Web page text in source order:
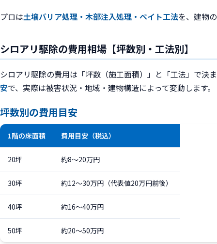
プロは土壌バリア処理・木部注入処理・ベイト工法を、建物
シロアリ駆除の費用相場【坪数別・工法別】
シロアリ駆除の費用は「坪数（施工面積）」と「工法」で決
安で、実際は被害状況・地域・建物構造によって変動します。
坪数別の費用目安
1階の床面積 費用目安（税込）
20坪 約8〜20万円
30坪 約12〜30万円（代表値20万円前後）
40坪 約16〜40万円
50坪 約20〜50万円